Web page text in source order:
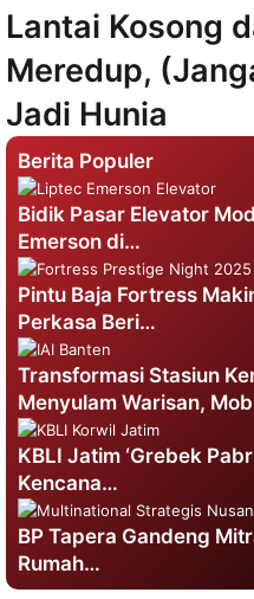
Lantai Kosong
Meredup,
Jadi Hunia
Berita Populer
Bidik Pasar Elevator
Emerson di…
Pintu Baja Fortress
Perkasa Beri…
Transformasi Stasiun
Menyulam Warisan,
KBLI Jatim ‘Grebek
Kencana…
BP Tapera Gandeng
Rumah…